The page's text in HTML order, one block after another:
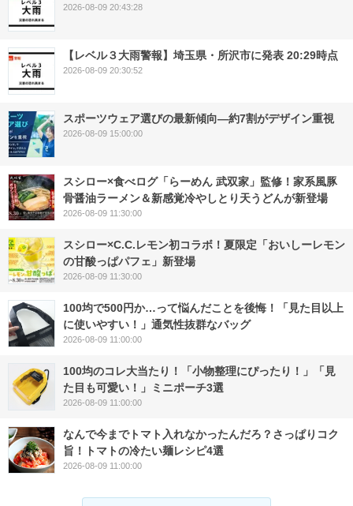
2026-08-09 20:43:28
【レベル３大雨警報】埼玉県・所沢市に発表 20:29時点
2026-08-09 20:30:52
スポーツウェア選びの最新傾向―約7割がデザイン重視
2026-08-09 15:00:00
スシロー×食べログ「らーめん 武双家」監修！家系風豚
骨醤油ラーメン＆新感覚冷やしとり天うどんが新登場
2026-08-09 11:30:00
スシロー×C.C.レモン初コラボ！夏限定「おいしーレモン
の甘酸っぱパフェ」新登場
2026-08-09 11:30:00
100均で500円か…って悩んだことを後悔！「見た目以上
に使いやすい！」通気性抜群なバッグ
2026-08-09 11:00:00
100均のコレ大当たり！「小物整理にぴったり！」「見
た目も可愛い！」ミニポーチ3選
2026-08-09 11:00:00
なんで今までトマト入れなかったんだろ？さっぱりコク
旨！トマトの冷たい麺レシピ4選
2026-08-09 11:00:00